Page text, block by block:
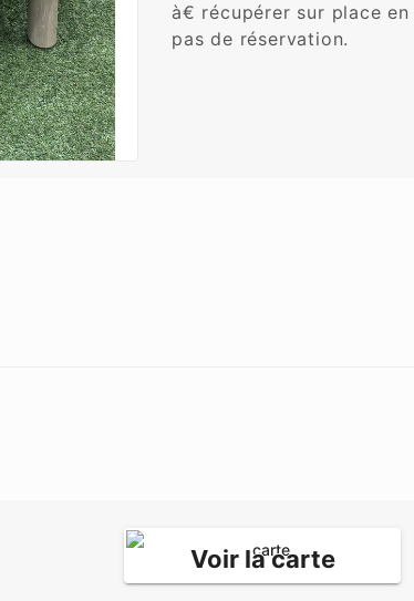
à€ récupérer sur place en
pas de réservation.
Voir la carte